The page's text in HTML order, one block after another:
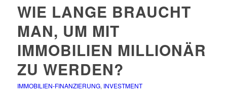
WIE LANGE BRAUCHT
MAN, UM MIT
IMMOBILIEN MILLIONÄR
ZU WERDEN?
IMMOBILIEN-FINANZIERUNG, INVESTMENT